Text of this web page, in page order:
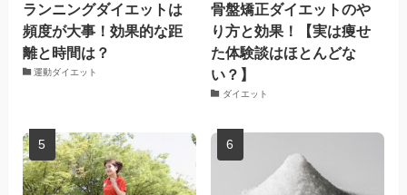
ランニングダイエットは
頻度が大事！効果的な距
離と時間は？
運動ダイエット
骨盤矯正ダイエットのや
り方と効果！【実は痩せ
た体験談はほとんどな
い？】
ダイエット